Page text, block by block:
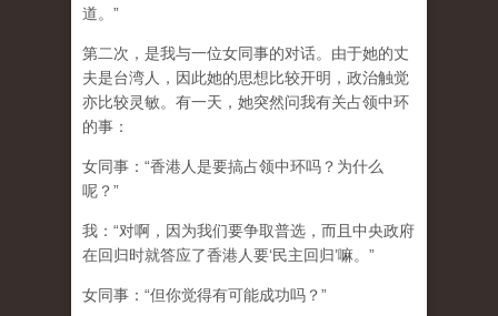
道。”
第二次，是我与一位女同事的对话。由于她的丈
夫是台湾人，因此她的思想比较开明，政治触觉
亦比较灵敏。有一天，她突然问我有关占领中环
的事：
女同事：“香港人是要搞占领中环吗？为什么
呢？”
我：“对啊，因为我们要争取普选，而且中央政府
在回归时就答应了香港人要‘民主回归’嘛。”
女同事：“但你觉得有可能成功吗？”